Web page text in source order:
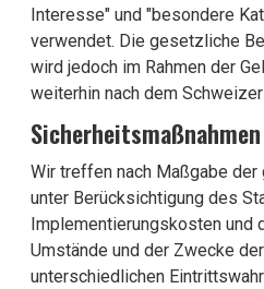
Interesse" und "besondere
verwendet. Die gesetzliche
wird jedoch im Rahmen der
weiterhin nach dem
Sicherheitsmaßnahmen
Wir treffen nach Maßgabe
unter Berücksichtigung des
Implementierungskosten und
Umstände und der Zwecke
unterschiedlichen